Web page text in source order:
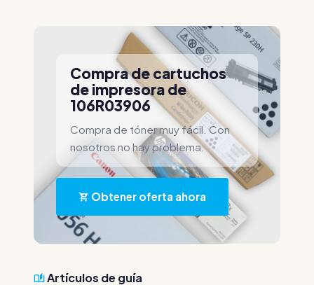
Compra de cartuchos
de impresora de
106R03906
Compra de tóner muy fácil. Con
nosotros no hay problema.
Obtener oferta ahora
Artículos de guía